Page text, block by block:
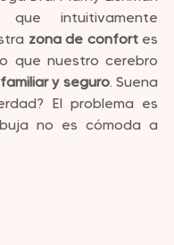
intuitivamente
zona de confort es
que nuestro cerebro
familiar y seguro. Suena
El problema es
no es cómoda a